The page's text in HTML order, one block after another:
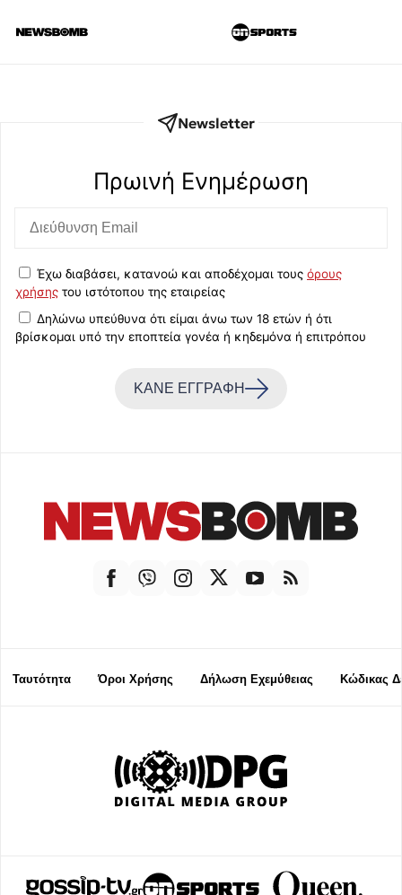
Newsletter
Πρωινή Eνημέρωση
Έχω διαβάσει, κατανοώ και αποδέχομαι τους όρους
χρήσης του ιστότοπου της εταιρείας
Δηλώνω υπεύθυνα ότι είμαι άνω των 18 ετών ή ότι
βρίσκομαι υπό την εποπτεία γονέα ή κηδεμόνα ή επιτρόπου
ΚΑΝΕ ΕΓΓΡΑΦΗ
Ταυτότητα Όροι Χρήσης Δήλωση Εχεμύθειας Κώδικας